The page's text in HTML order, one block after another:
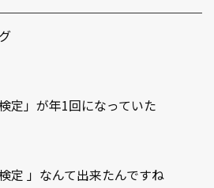
定」が年1回になっていた
定 」なんて出来たんですね